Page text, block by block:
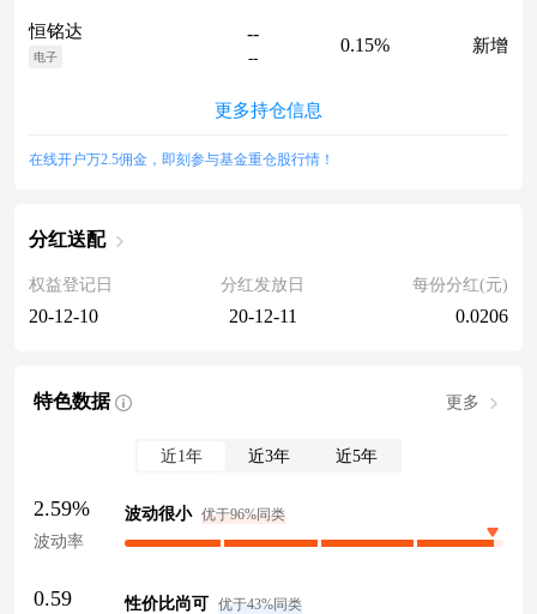
恒铭达
电子
--
--
0.15% 新增
更多持仓信息
在线开户万2.5佣金，即刻参与基金重仓股行情！
分红送配
权益登记日
20-12-10
分红发放日
20-12-11
每份分红(元)
0.0206
特色数据 更多
近1年 近3年 近5年
2.59%
波动率
波动很小 优于96%同类
0.59 性价比尚可 优于43%同类